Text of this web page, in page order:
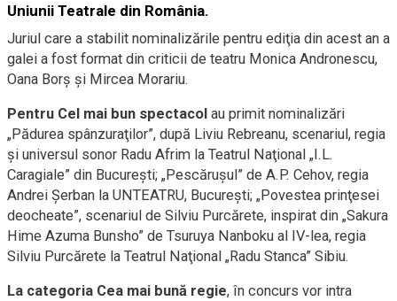
Uniunii Teatrale din România.
Juriul care a stabilit nominalizările pentru ediţia din acest an a
galei a fost format din criticii de teatru Monica Andronescu,
Oana Borş şi Mircea Morariu.
Pentru Cel mai bun spectacol au primit nominalizări
„Pădurea spânzuraţilor”, după Liviu Rebreanu, scenariul, regia
şi universul sonor Radu Afrim la Teatrul Naţional „I.L.
Caragiale” din Bucureşti; „Pescăruşul” de A.P. Cehov, regia
Andrei Şerban la UNTEATRU, Bucureşti; „Povestea prinţesei
deocheate”, scenariul de Silviu Purcărete, inspirat din „Sakura
Hime Azuma Bunsho” de Tsuruya Nanboku al IV-lea, regia
Silviu Purcărete la Teatrul Naţional „Radu Stanca” Sibiu.
La categoria Cea mai bună regie, în concurs vor intra